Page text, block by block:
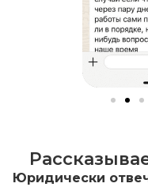
Юридически